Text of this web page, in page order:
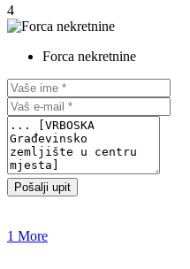
4
Forca nekretnine
Pošalji upit
1 More